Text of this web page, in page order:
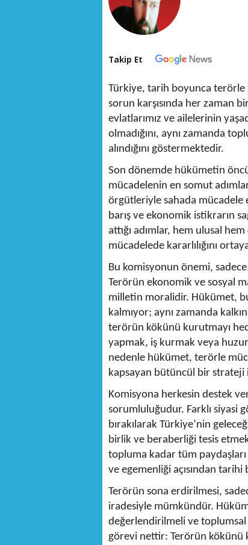
Takip Et
Türkiye, tarih boyunca terörle
sorun karşısında her zaman
evlatlarımız ve ailelerinin
olmadığını, aynı zamanda
alındığını göstermektedir.
Son dönemde hükümetin
mücadelenin en somut
örgütleriyle sahada mücadele
barış ve ekonomik istikrarın
attığı adımlar, hem ulusal
mücadelede kararlılığını
Bu komisyonun önemi,
Terörün ekonomik ve sosyal
milletin moralidir. Hükümet,
kalmıyor; aynı zamanda
terörün kökünü kurutmayı
yapmak, iş kurmak veya
nedenle hükümet, terörle
kapsayan bütüncül bir strateji
Komisyona herkesin destek
sorumluluğudur. Farklı siyasi
bırakılarak Türkiye’nin
birlik ve beraberliği tesis
topluma kadar tüm
ve egemenliği açısından tarihi
Terörün sona erdirilmesi,
iradesiyle mümkündür.
değerlendirilmeli ve
görevi nettir: Terörün kökünü